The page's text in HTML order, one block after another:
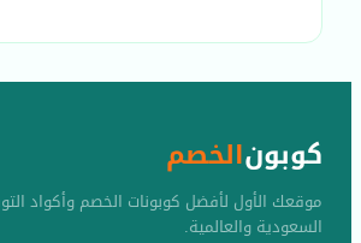
كوبونالخصم
موقعك الأول لأفضل كوبونات الخصم وأكواد
السعودية والعالمية.